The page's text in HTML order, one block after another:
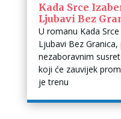
Kada Srce
Ljubavi Bez
U romanu Kada
Ljubavi Bez
nezaboravnim
koji će zauvijek
je trenu